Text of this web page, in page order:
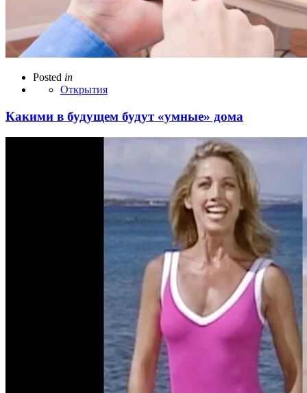
Posted in
Открытия
Какими в будущем будут «умные» дома